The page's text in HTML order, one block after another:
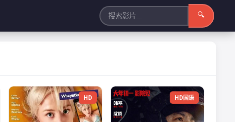
🔍
HD HD国语